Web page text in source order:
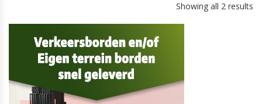
Showing all 2 results